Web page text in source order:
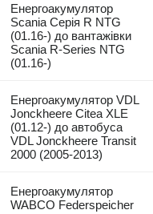
Енергоакумулятор
Scania Серія R NTG
(01.16-) до вантажівки
Scania R-Series NTG
(01.16-)
Енергоакумулятор VDL
Jonckheere Citea XLE
(01.12-) до автобуса
VDL Jonckheere Transit
2000 (2005-2013)
Енергоакумулятор
WABCO Federspeicher